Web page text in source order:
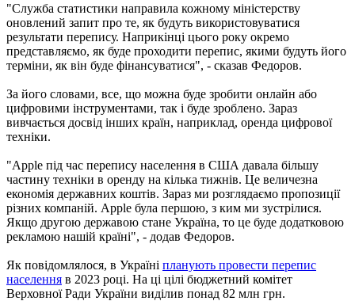
"Служба статистики направила кожному міністерству
оновлений запит про те, як будуть використовуватися
результати перепису. Наприкінці цього року окремо
представляємо, як буде проходити перепис, якими будуть його
терміни, як він буде фінансуватися", - сказав Федоров.
За його словами, все, що можна буде зробити онлайн або
цифровими інструментами, так і буде зроблено. Зараз
вивчається досвід інших країн, наприклад, оренда цифрової
техніки.
"Apple під час перепису населення в США давала більшу
частину техніки в оренду на кілька тижнів. Це величезна
економія державних коштів. Зараз ми розглядаємо пропозиції
різних компаній. Apple була першою, з ким ми зустрілися.
Якщо другою державою стане Україна, то це буде додатковою
рекламою нашій країні", - додав Федоров.
Як повідомлялося, в Україні планують провести перепис
населення в 2023 році. На ці цілі бюджетний комітет
Верховної Ради України виділив понад 82 млн грн.